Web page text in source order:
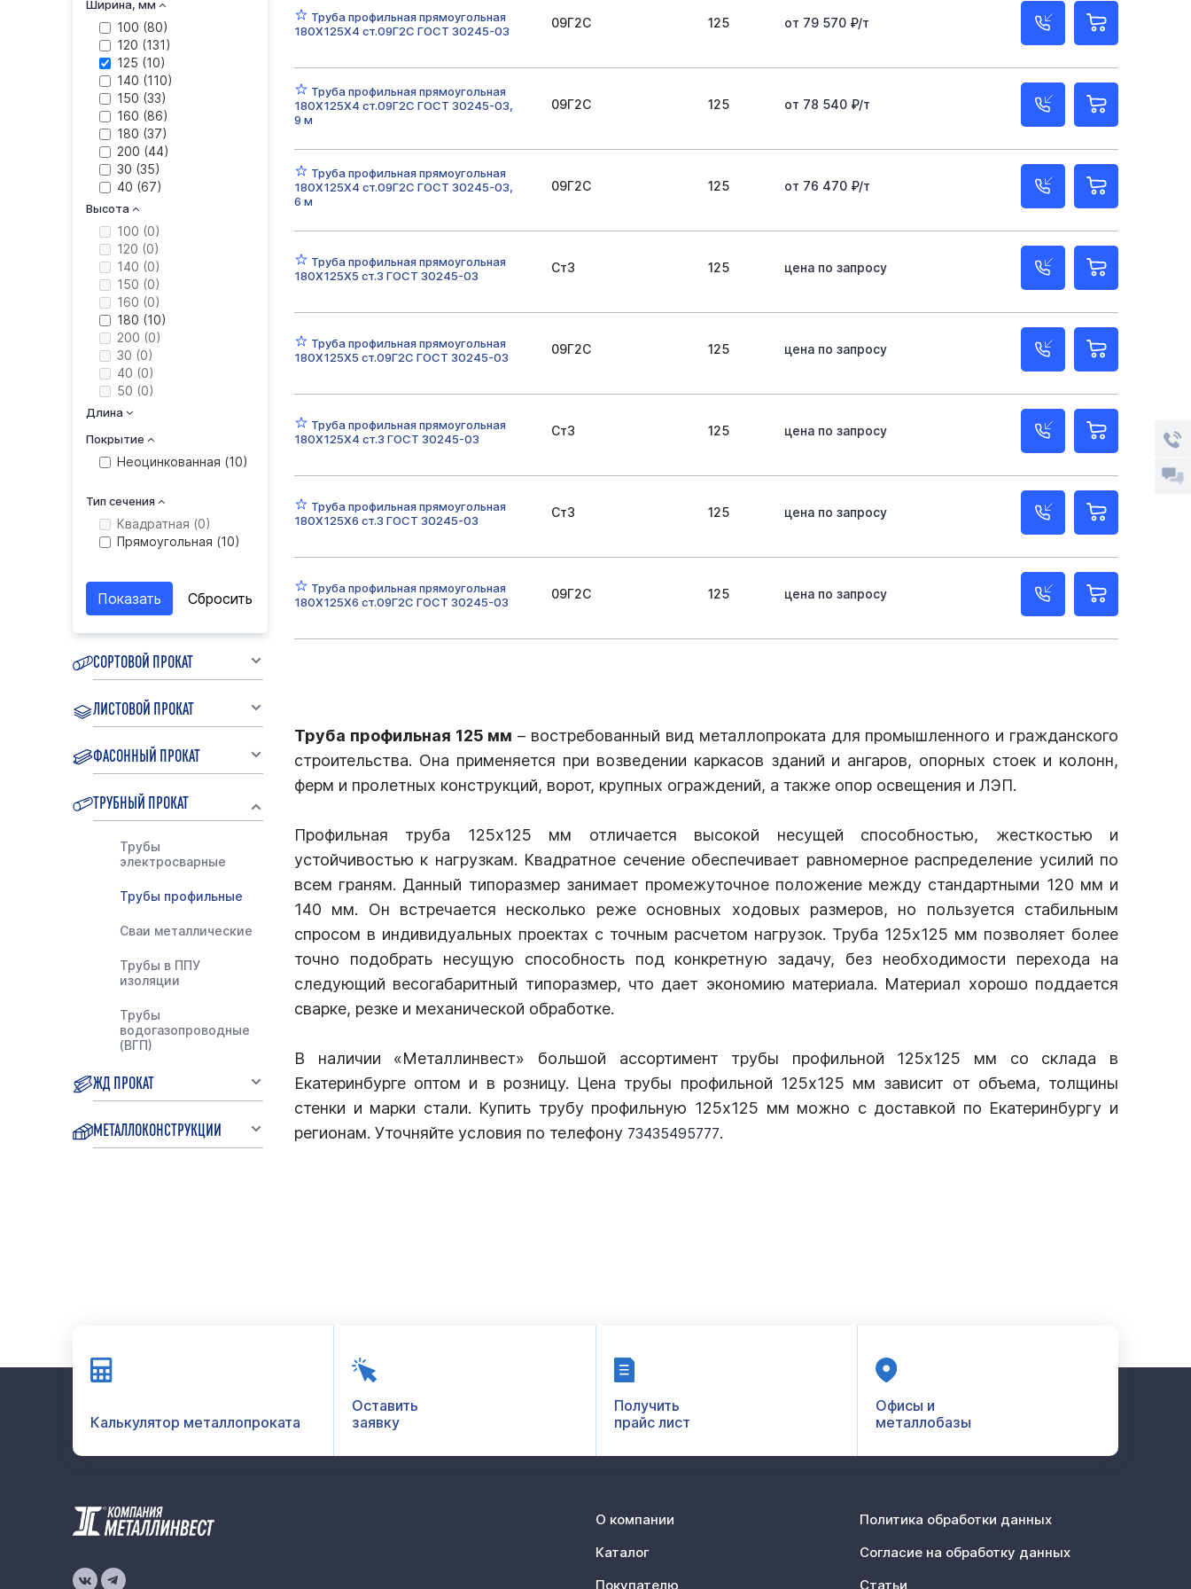
)
9 (0 )
Ширина, мм
100 (80)
120 (131)
125 (10)
140 (110)
150 (33)
160 (86)
180 (37)
200 (44)
30 (35)
40 (67)
50 (
28 )
80 ( 146
Высота
100 (0)
120 (0)
140 (0)
150 (0)
160 (0)
180 (10)
200 (0)
30 (0)
40 (0)
50 (0)
60 (
Длина
Покрытие
Неоцинкованная (10)
Тип сечения
Квадратная (0)
Прямоугольная (10)
СОРТОВОЙ ПРОКАТ
ЛИСТОВОЙ ПРОКАТ
ФАСОННЫЙ ПРОКАТ
ТРУБНЫЙ ПРОКАТ
Трубы
электросварные
Трубы профильные
Сваи металлические
Трубы в ППУ
изоляции
Трубы
водогазопроводные
(ВГП)
ЖД ПРОКАТ
МЕТАЛЛОКОНСТРУКЦИИ
100х100х4 120х120х5 120х120х4 150х150х6
150х150х5 150х150х8 150х150х4 200х200х10 200х200х5 200х200х6 200х200х8 100х4 120х6
120х80х5 120х80х4 120х80х6 160х80х5 100х200х6
80х40х3
Труба профильная прямоугольная
180Х125Х4 ст.09Г2С ГОСТ 30245-03
09Г2С 125 от 79 570 ₽/т
Труба профильная прямоугольная
180Х125Х4 ст.09Г2С ГОСТ 30245-03,
9 м
09Г2С 125 от 78 540 ₽/т
Труба профильная прямоугольная
180Х125Х4 ст.09Г2С ГОСТ 30245-03,
6 м
09Г2С 125 от 76 470 ₽/т
Труба профильная прямоугольная
180Х125Х5 ст.3 ГОСТ 30245-03
Ст3 125 цена по запросу
Труба профильная прямоугольная
180Х125Х5 ст.09Г2С ГОСТ 30245-03
09Г2С 125 цена по запросу
Труба профильная прямоугольная
180Х125Х4 ст.3 ГОСТ 30245-03
Ст3 125 цена по запросу
Труба профильная прямоугольная
180Х125Х6 ст.3 ГОСТ 30245-03
Ст3 125 цена по запросу
Труба профильная прямоугольная
180Х125Х6 ст.09Г2С ГОСТ 30245-03
09Г2С 125 цена по запросу
Труба профильная 125 мм – востребованный вид металлопроката для промышленного и гражданского
строительства. Она применяется при возведении каркасов зданий и ангаров, опорных стоек и колонн,
ферм и пролетных конструкций, ворот, крупных ограждений, а также опор освещения и ЛЭП.
Профильная труба 125х125 мм отличается высокой несущей способностью, жесткостью и
устойчивостью к нагрузкам. Квадратное сечение обеспечивает равномерное распределение усилий по
всем граням. Данный типоразмер занимает промежуточное положение между стандартными 120 мм и
140 мм. Он встречается несколько реже основных ходовых размеров, но пользуется стабильным
спросом в индивидуальных проектах с точным расчетом нагрузок. Труба 125х125 мм позволяет более
точно подобрать несущую способность под конкретную задачу, без необходимости перехода на
следующий весогабаритный типоразмер, что дает экономию материала. Материал хорошо поддается
сварке, резке и механической обработке.
В наличии «Металлинвест» большой ассортимент трубы профильной 125х125 мм со склада в
Екатеринбурге оптом и в розницу. Цена трубы профильной 125х125 мм зависит от объема, толщины
стенки и марки стали. Купить трубу профильную 125х125 мм можно с доставкой по Екатеринбургу и
регионам. Уточняйте условия по телефону 73435495777.
Калькулятор металлопроката
Оставить
заявку
Получить
прайс лист
Офисы и
металлобазы
О компании
Каталог
Покупателю
Политика обработки данных
Согласие на обработку данных
Статьи